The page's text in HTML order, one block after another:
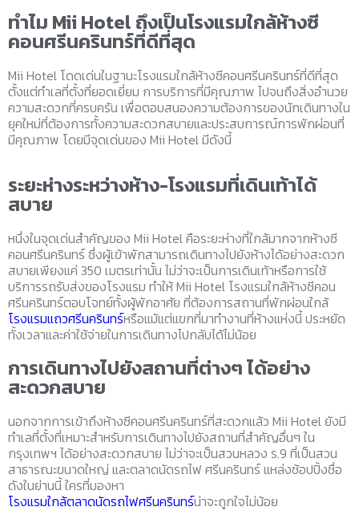
ทำไม Mii Hotel ถึงเป็นโรงแรมใกล้ห้างซี
คอนศรีนครินทร์ที่ดีที่สุด
Mii Hotel โดดเด่นในฐานะโรงแรมใกล้ห้างซีคอนศรีนครินทร์ที่ดีที่สุด
ตั้งแต่ทำเลที่ตั้งที่ยอดเยี่ยม การบริการที่มีคุณภาพ ไปจนถึงสิ่งอำนวย
ความสะดวกที่ครบครัน เพื่อตอบสนองความต้องการของนักเดินทางใน
ยุคใหม่ที่ต้องการทั้งความสะดวกสบายและประสบการณ์การพักผ่อนที่
มีคุณภาพ โดยมีจุดเด่นของ Mii Hotel มีดังนี้
ระยะห่างระหว่างห้าง-โรงแรมที่เดินเท้าได้
สบาย
หนึ่งในจุดเด่นสำคัญของ Mii Hotel คือระยะห่างที่ใกล้มากจากห้างซี
คอนศรีนครินทร์ ซึ่งผู้เข้าพักสามารถเดินทางไปยังห้างได้อย่างสะดวก
สบายเพียงแค่ 350 เมตรเท่านั้น ไม่ว่าจะเป็นการเดินเท้าหรือการใช้
บริการรถรับส่งของโรงแรม ทำให้ Mii Hotel โรงแรมใกล้ห้างซีคอน
ศรีนครินทร์ตอบโจทย์ทั้งผู้พักอาศัย ที่ต้องการสถานที่พักผ่อนใกล้
โรงแรมแถวศรีนครินทร์หรือแม้แต่แขกที่มาทำงานที่ห้างแห่งนี้ ประหยัด
ทั้งเวลาและค่าใช้จ่ายในการเดินทางไปกลับได้ไม่น้อย
การเดินทางไปยังสถานที่ต่างๆ ได้อย่าง
สะดวกสบาย
นอกจากการเข้าถึงห้างซีคอนศรีนครินทร์ที่สะดวกแล้ว Mii Hotel ยังมี
ทำเลที่ตั้งที่เหมาะสำหรับการเดินทางไปยังสถานที่สำคัญอื่นๆ ใน
กรุงเทพฯ ได้อย่างสะดวกสบาย ไม่ว่าจะเป็นสวนหลวง ร.9 ที่เป็นสวน
สาธารณะขนาดใหญ่ และตลาดนัดรถไฟ ศรีนครินทร์ แหล่งช้อปปิ้งชื่อ
ดังในย่านนี้ ใครที่มองหา
โรงแรมใกล้ตลาดนัดรถไฟศรีนครินทร์น่าจะถูกใจไม่น้อย